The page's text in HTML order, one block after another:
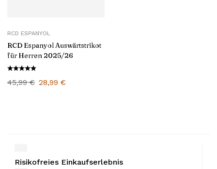
RCD ESPANYOL
RCD Espanyol Auswärtstrikot
für Herren 2025/26
45,99€ 28,99 €
Risikofreies Einkaufserlebnis